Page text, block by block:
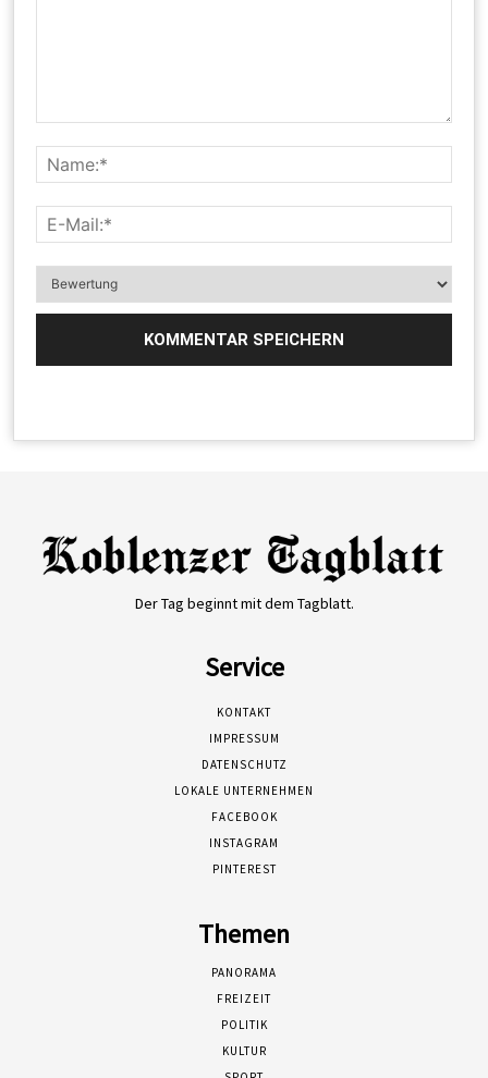
Der Tag beginnt mit dem Tagblatt.
Service
KONTAKT
IMPRESSUM
DATENSCHUTZ
LOKALE UNTERNEHMEN
FACEBOOK
INSTAGRAM
PINTEREST
Themen
PANORAMA
FREIZEIT
POLITIK
KULTUR